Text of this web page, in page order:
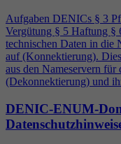
Aufgaben DENICs § 3
Vergütung § 5 Haftung
technischen Daten in die
auf (Konnektierung).
aus den Nameservern für
(Dekonnektierung) und
DENIC-ENUM-